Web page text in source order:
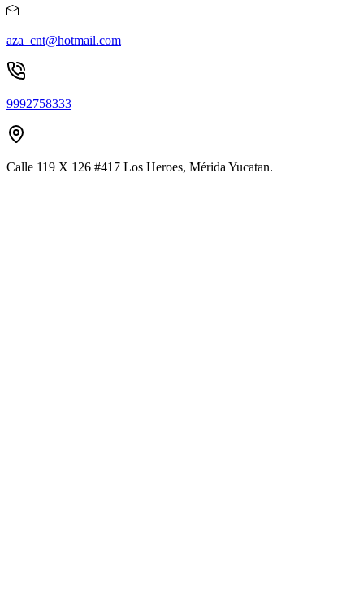
aza_cnt@hotmail.com
9992758333
Calle 119 X 126 #417 Los Heroes, Mérida Yucatan.